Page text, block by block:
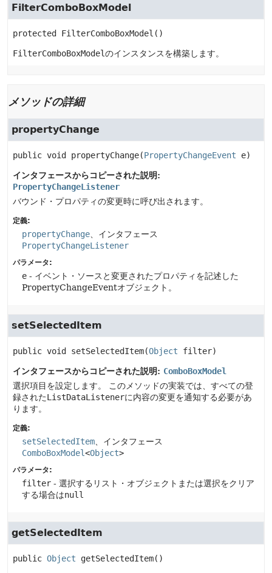
FilterComboBoxModel
protected FilterComboBoxModel ()
FilterComboBoxModelのインスタンスを構築します。
メソッドの詳細
propertyChange
public void propertyChange(PropertyChangeEvent e)
インタフェースからコピーされた説明:
PropertyChangeListener
バウンド・プロパティの変更時に呼び出されます。
定義:
propertyChange 、インタフェース
PropertyChangeListener
パラメータ:
e - イベント・ソースと変更されたプロパティを記述した
PropertyChangeEventオブジェクト。
setSelectedItem
public void setSelectedItem(Object filter)
インタフェースからコピーされた説明: ComboBoxModel
選択項目を設定します。
このメソッドの実装では、すべての登
録されたListDataListenerに内容の変更を通知する必要があ
ります。
定義:
setSelectedItem 、インタフェース
ComboBoxModel<Object>
パラメータ:
filter - 選択するリスト・オブジェクトまたは選択をクリア
する場合はnull
getSelectedItem
public Object getSelectedItem()